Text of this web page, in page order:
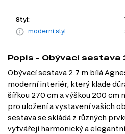
Styl:
moderní styl
Popis - Obývací sestava
Obývací sestava 2.7 m bílá
moderní interiér, který klade
šířkou 270 cm a výškou 200
pro uložení a vystavení vašich
sestava se skládá z různých
vytvářejí harmonický a